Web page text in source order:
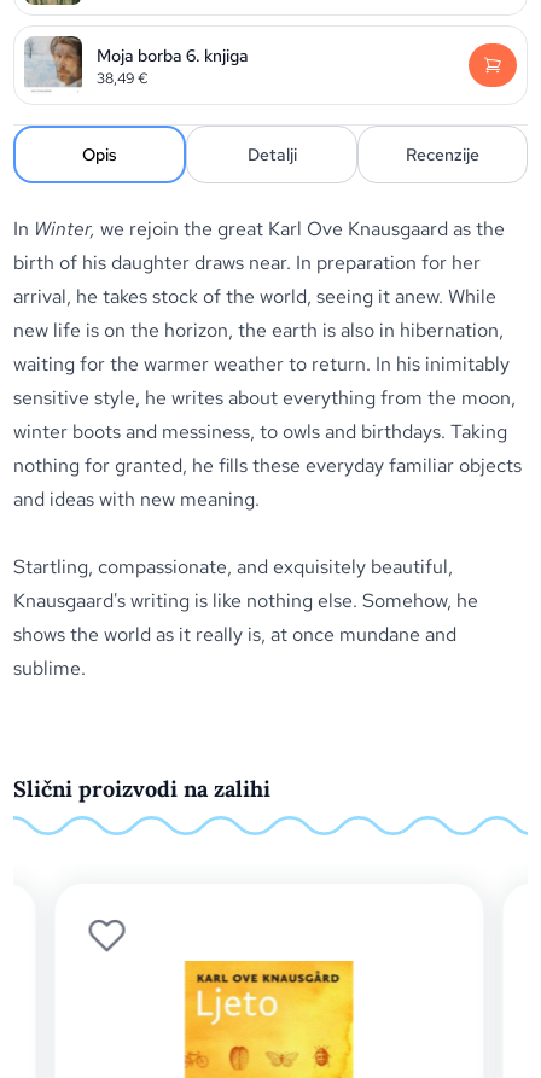
Moja borba 6. knjiga
38,49€
Opis Detalji Recenzije
In Winter, we rejoin the great Karl Ove Knausgaard as the
birth of his daughter draws near. In preparation for her
arrival, he takes stock of the world, seeing it anew. While
new life is on the horizon, the earth is also in hibernation,
waiting for the warmer weather to return. In his inimitably
sensitive style, he writes about everything from the moon,
winter boots and messiness, to owls and birthdays. Taking
nothing for granted, he fills these everyday familiar objects
and ideas with new meaning.
Startling, compassionate, and exquisitely beautiful,
Knausgaard's writing is like nothing else. Somehow, he
shows the world as it really is, at once mundane and
sublime.
Slični proizvodi na zalihi